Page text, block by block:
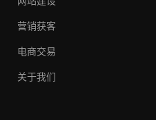
营销获客
电商交易
关于我们